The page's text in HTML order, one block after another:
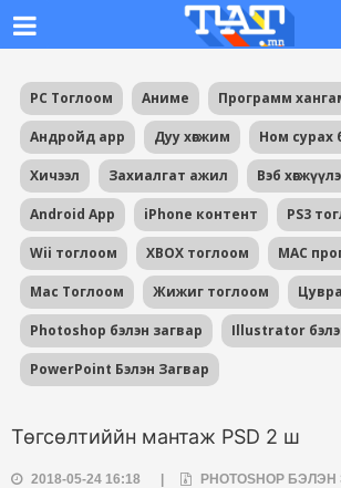
PC Тоглоом Аниме Программ
Андройд app Дуу хөгжим Ном сурах
Хичээл Захиалгат ажил Вэб
Android App iPhone контент PS3
Wii тоглоом XBOX тоглоом MAC
Mac Тоглоом Жижиг тоглоом
Photoshop бэлэн загвар Illustrator
PowerPoint Бэлэн Загвар
Төгсөлтиййн мантаж PSD 2 ш
2018-05-24 16:18 PHOTOSHOP